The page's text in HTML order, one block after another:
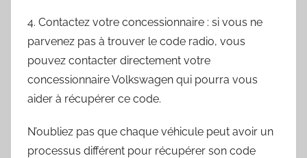
4. Contactez votre concessionnaire : si vous ne
parvenez pas à trouver le code radio, vous
pouvez contacter directement votre
concessionnaire Volkswagen qui pourra vous
aider à récupérer ce code.
N’oubliez pas que chaque véhicule peut avoir un
processus différent pour récupérer son code